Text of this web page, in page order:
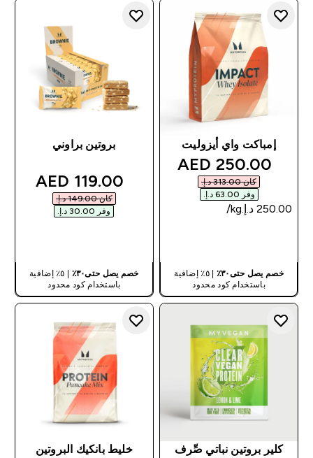
إمباكت واي أيزوليت
discounted price
250.00 AED‎
كان ‏313.00 د.إ.‏‎
وفر ‏63.00 د.إ.‏‎
خصم يصل حتى٣٠٪
| ٥٪ إضافية
باستخدام كود محدود
بروتين براوني
price
119.00 AED‎
كان ‏149.00 د.إ.‏‎
وفر ‏30.00 د.إ.‏‎
خصم يصل حتى٣٠٪
| ٥٪ إضافية
باستخدام كود محدود
كلير بروتين نباتي صِّرف
خليط بانكيك البروتين